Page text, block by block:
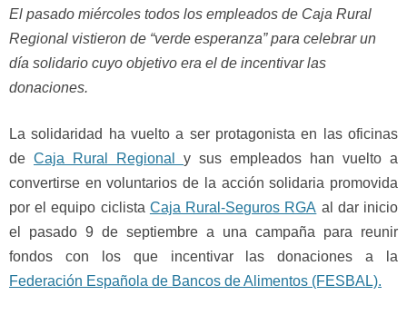
El pasado miércoles todos los empleados de Caja Rural
Regional vistieron de “verde esperanza” para celebrar un
día solidario cuyo objetivo era el de incentivar las
donaciones.
La solidaridad ha vuelto a ser protagonista en las oficinas
de Caja Rural Regional y sus empleados han vuelto a
convertirse en voluntarios de la acción solidaria promovida
por el equipo ciclista Caja Rural-Seguros RGA al dar inicio
el pasado 9 de septiembre a una campaña para reunir
fondos con los que incentivar las donaciones a la
Federación Española de Bancos de Alimentos (FESBAL).